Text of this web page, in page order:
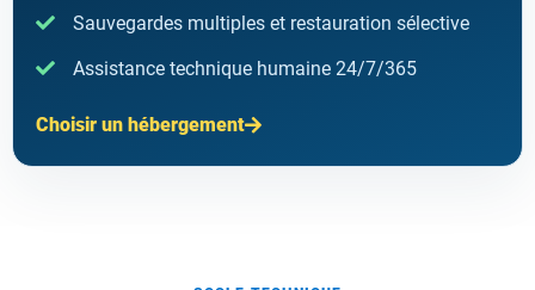
Sauvegardes multiples et restauration sélective
Assistance technique humaine 24/7/365
Choisir un hébergement